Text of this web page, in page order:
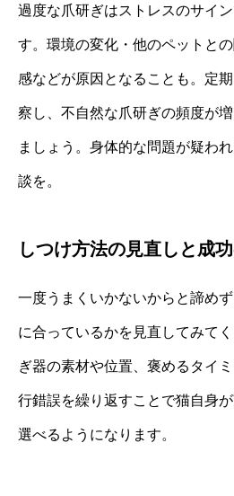
過度な爪研ぎはストレスのサイ
す。環境の変化・他のペットと
感などが原因となることも。定
察し、不自然な爪研ぎの頻度が
ましょう。身体的な問題が疑わ
談を。
しつけ方法の見直しと成
一度うまくいかないからと諦め
に合っているかを見直してみて
ぎ器の素材や位置、褒めるタイ
行錯誤を繰り返すことで猫自身
選べるようになります。